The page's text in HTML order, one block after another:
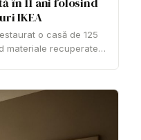
IKEA
o casă de 125
materiale recuperate…